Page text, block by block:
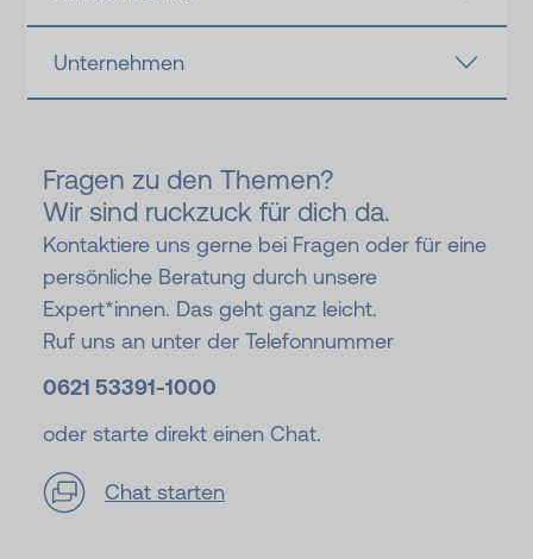
Unternehmen
Fragen zu den Themen?
Wir sind ruckzuck für dich da.
Kontaktiere uns gerne bei Fragen oder für eine
persönliche Beratung durch unsere
Expert*innen. Das geht ganz leicht.
Ruf uns an unter der Telefonnummer
0621 53391-1000
oder starte direkt einen Chat.
Chat starten